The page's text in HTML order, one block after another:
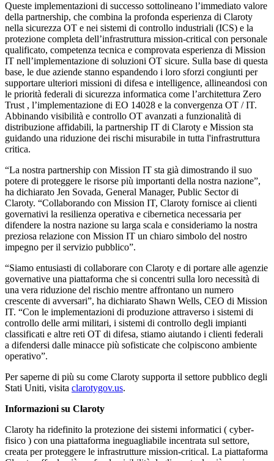
Queste implementazioni di successo sottolineano l’immediato valore
della partnership, che combina la profonda esperienza di Claroty
nella sicurezza OT e nei sistemi di controllo industriali (ICS) e la
protezione completa dell’infrastruttura mission-critical con personale
qualificato, competenza tecnica e comprovata esperienza di Mission
IT nell’implementazione di soluzioni OT sicure. Sulla base di questa
base, le due aziende stanno espandendo i loro sforzi congiunti per
supportare ulteriori missioni di difesa e intelligence, allineandosi con
le priorità federali di sicurezza informatica come l’architettura Zero
Trust , l’implementazione di EO 14028 e la convergenza OT / IT.
Abbinando visibilità e controllo OT avanzati a funzionalità di
distribuzione affidabili, la partnership IT di Claroty e Mission sta
guidando una riduzione dei rischi misurabile in tutta l'infrastruttura
critica.
“La nostra partnership con Mission IT sta già dimostrando il suo
potere di proteggere le risorse più importanti della nostra nazione”,
ha dichiarato Jen Sovada, General Manager, Public Sector di
Claroty. “Collaborando con Mission IT, Claroty fornisce ai clienti
governativi la resilienza operativa e cibernetica necessaria per
difendere la nostra nazione su larga scala e consideriamo la nostra
preziosa relazione con Mission IT un chiaro simbolo del nostro
impegno per il servizio pubblico”.
“Siamo entusiasti di collaborare con Claroty e di portare alle agenzie
governative una piattaforma che si concentri sulla loro necessità di
una vera riduzione del rischio mentre affrontano un numero
crescente di avversari”, ha dichiarato Shawn Wells, CEO di Mission
IT. “Con le implementazioni di produzione attraverso i sistemi di
controllo delle armi militari, i sistemi di controllo degli impianti
classificati e altre reti OT di difesa, stiamo aiutando i clienti federali
a difendersi dalle minacce più sofisticate che colpiscono ambiente
operativo”.
Per saperne di più su come Claroty supporta il settore pubblico degli
Stati Uniti, visita clarotygov.us.
Informazioni su Claroty
Claroty ha ridefinito la protezione dei sistemi informatici ( cyber-
fisico ) con una piattaforma ineguagliabile incentrata sul settore,
creata per proteggere le infrastrutture mission-critical. La piattaforma